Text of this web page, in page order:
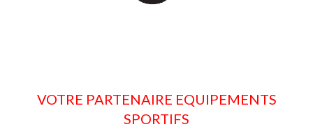
VOTRE PARTENAIRE EQUIPEMENTS
SPORTIFS